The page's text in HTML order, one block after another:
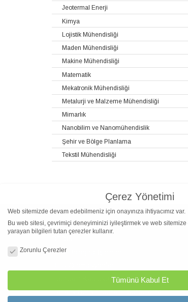
Jeotermal Enerji
Kimya
Lojistik Mühendisliği
Maden Mühendisliği
Makine Mühendisliği
Matematik
Mekatronik Mühendisliği
Metalurji ve Malzeme Mühendisliği
Mimarlık
Nanobilim ve Nanomühendislik
Şehir ve Bölge Planlama
Tekstil Mühendisliği
Bilişim Servisleri
DEÜ Bologna İşlemleri
Eduroam Kablosuz Ağ Erişimi
Haftalık Ders Programı Sorgulama
Çerez Yönetimi
Web sitemizde devam edebilmeniz için onayınıza ihtiyacımız var.
Bu web sitesi, çevrimiçi deneyiminizi iyileştirmek ve web
yarayan bilgileri tutan çerezler kullanır.
Zorunlu Çerezler
Tümünü Kabul Et